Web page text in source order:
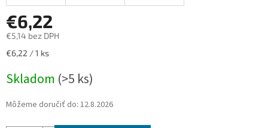
€6,22
€5,14 bez DPH
Jednotková
€6,22 / 1 ks
Skladom (>5 ks)
Môžeme doručiť do: 12.8.2026